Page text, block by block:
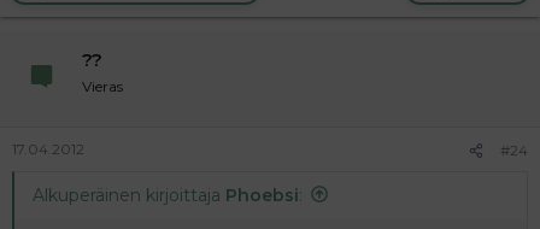
??
Vieras
17.04.2012 #24
Alkuperäinen kirjoittaja Phoebsi: